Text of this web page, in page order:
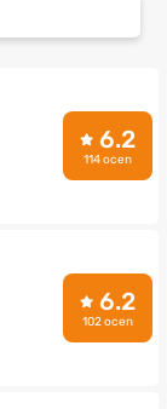
6.2
114 ocen
6.2
102 ocen